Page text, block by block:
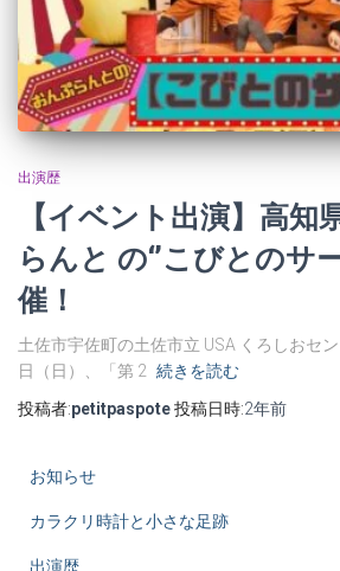
出演歴
【イベント出演】高知
らんと の‘’こびとのサ
催！
土佐市宇佐町の土佐市立 USA くろしおセ
日（日）、「第 2 続きを読む
投稿者:petitpaspote投稿日時:2年前
お知らせ
カラクリ時計と小さな足跡
出演歴